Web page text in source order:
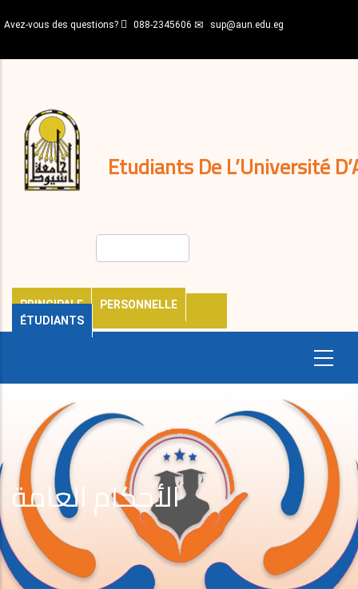
au
principal
Avez-vous des questions? 088-2345606 sup@aun.edu.eg
Etudiants De L’Université
PRINCIPALE
PERSONNELLE
ÉTUDIANTS
décisions
Expatriés
Journal
الأحكام العامة